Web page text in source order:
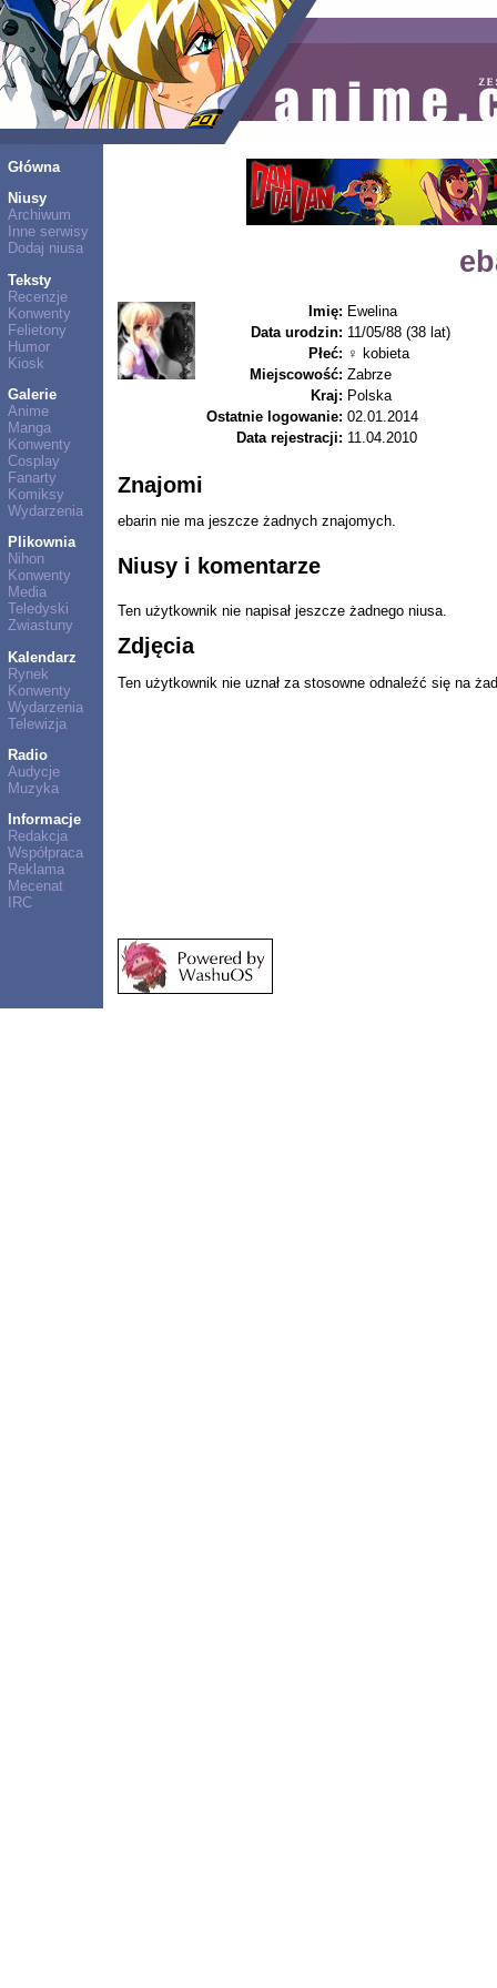
Główna
Niusy
Archiwum
Inne serwisy
Dodaj niusa
Teksty
Recenzje
Konwenty
Felietony
Humor
Kiosk
Galerie
Anime
Manga
Konwenty
Cosplay
Fanarty
Komiksy
Wydarzenia
Plikownia
Nihon
Konwenty
Media
Teledyski
Zwiastuny
Kalendarz
Rynek
Konwenty
Wydarzenia
Telewizja
Radio
Audycje
Muzyka
Informacje
Redakcja
Współpraca
Reklama
Mecenat
IRC
Imię: Ewelina
Data urodzin: 11/05/88 (38 lat)
Płeć: ♀ kobieta
Miejscowość: Zabrze
Kraj: Polska
Ostatnie logowanie: 02.01.2014
Data rejestracji: 11.04.2010
Znajomi
ebarin nie ma jeszcze żadnych znajomych.
Niusy i komentarze
Ten użytkownik nie napisał jeszcze żadnego niusa.
Zdjęcia
Ten użytkownik nie uznał za stosowne odnaleźć się na